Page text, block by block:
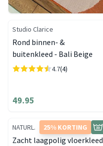
Studio Clarice
Rond binnen- &
buitenkleed - Bali Beige
4.7(4)
49.95
25% KORTING
NATURL.
Zacht laagpolig vloerkleed